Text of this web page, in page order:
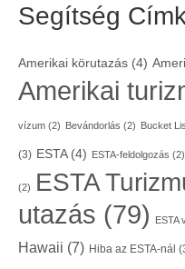
Segítség
Amerikai körutazás (4)
Amerikai
vízum (2) Bevándorlás (2) Bucket
(3) ESTA(4) ESTA-feldolgozás (2)
(2) ESTA
utazás (79) ESTA
Hawaii (7) Hiba az ESTA-nál